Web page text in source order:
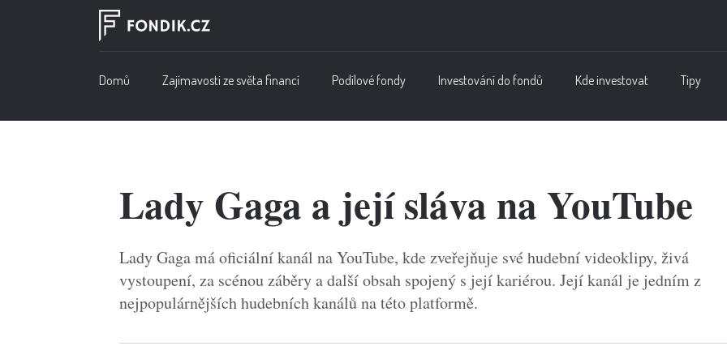
Domů Zajímavosti ze světa financí Podílové fondy Investování do fondů Kde investovat Tipy
Lady Gaga a její sláva na YouTube
Lady Gaga má oficiální kanál na YouTube, kde zveřejňuje své hudební videoklipy, živá
vystoupení, za scénou záběry a další obsah spojený s její kariérou. Její kanál je jedním z
nejpopulárnějších hudebních kanálů na této platformě.